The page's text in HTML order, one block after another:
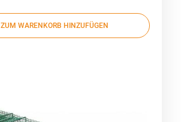
ZUM WARENKORB HINZUFÜGEN